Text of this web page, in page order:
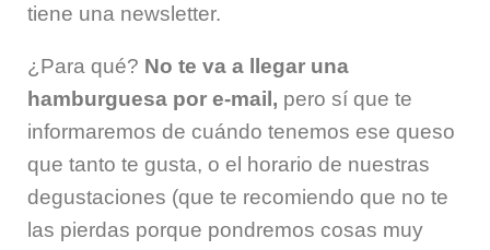
tiene una newsletter.
¿Para qué? No te va a llegar una
hamburguesa por e-mail, pero sí que te
informaremos de cuándo tenemos ese queso
que tanto te gusta, o el horario de nuestras
degustaciones (que te recomiendo que no te
las pierdas porque pondremos cosas muy